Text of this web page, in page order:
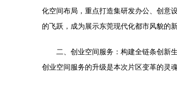
化空间布局，重点打造集研发办公、创意
的飞跃，成为展示东莞现代化都市风貌的新
二、创业空间服务：构建全链条创新
创业空间服务的升级是本次片区变革的灵